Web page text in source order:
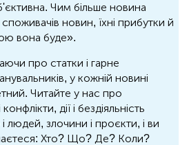
Чим більше новина
новин, їхні прибутки й
вона буде».
про статки і гарне
у кожній новині
Читайте у нас про
дії і бездіяльність
людей, злочини і проєкти, і ви
Хто? Що? Де? Коли?